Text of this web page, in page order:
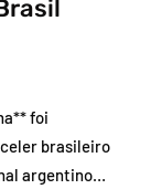
foi
brasileiro
argentino…